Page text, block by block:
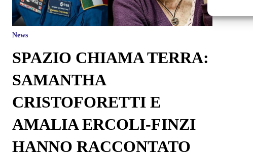
News
SPAZIO CHIAMA TERRA:
SAMANTHA
CRISTOFORETTI E
AMALIA ERCOLI-FINZI
HANNO RACCONTATO